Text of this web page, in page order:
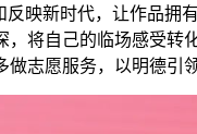
映新时代，让作品
将自己的临场感受
志愿服务，以明德引